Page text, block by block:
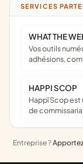
SERVICES
WHAT THE
Vos outils numériques au service de votre mission : site web,
adhésions,
HAPPI SCOP
Happï Scop est une coopérative d’expertise comptable &
de
Entreprise ?